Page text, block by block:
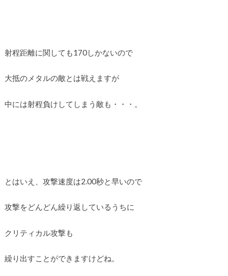
射程距離に関しても170しかないので
大抵のメタルの敵とは戦えますが
中には射程負けしてしまう敵も・・・。
とはいえ、攻撃速度は2.00秒と早いので
攻撃をどんどん繰り返しているうちに
クリティカル攻撃も
繰り出すことができますけどね。